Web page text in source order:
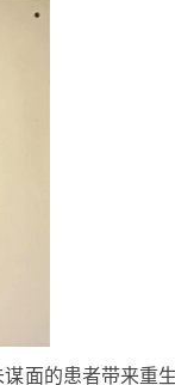
面的患者带来重